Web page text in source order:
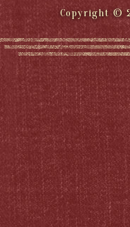
Copyright ©